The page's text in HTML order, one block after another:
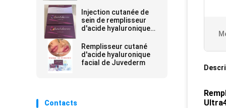
Naturelle de Collagène
Injection cutanée de
sein de remplisseur
d'acide hyaluronique
remplisseur de lèvres
de Juvederm
Remplisseur cutané
d'acide hyaluronique
facial de Juvederm
Contacts